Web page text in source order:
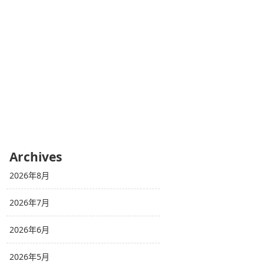
Archives
2026年8月
2026年7月
2026年6月
2026年5月